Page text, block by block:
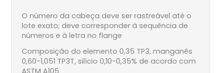
O número da cabeça deve ser rastreável até o
lote exato; deve corresponder à sequência de
números e à letra no flange
Composição do elemento 0,35 TP3, manganês
0,60-1,051 TP3T, silício 0,10-0,35% de acordo com